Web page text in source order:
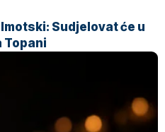
Sudjelovat će u
Topani